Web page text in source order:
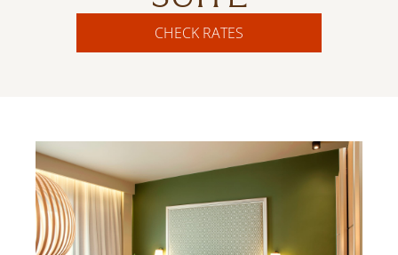
CHECK RATES